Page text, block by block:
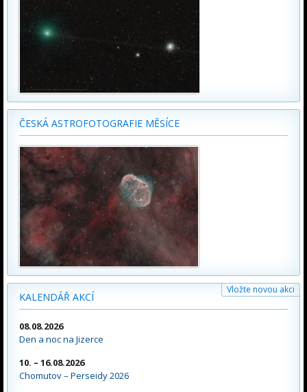
ČESKÁ ASTROFOTOGRAFIE MĚSÍCE
KALENDÁŘ AKCÍ
Vložte novou akci
08.08.2026
Den a noc na Jizerce
10. – 16.08.2026
Chomutov – Perseidy 2026